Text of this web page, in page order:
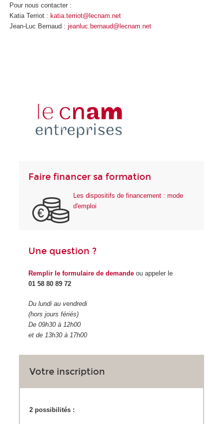
Pour nous contacter :
Katia Terriot : katia.terriot@lecnam.net
Jean-Luc Bernaud : jeanluc.bernaud@lecnam.net
Faire financer sa formation
Les dispositifs de financement : mode
d'emploi
Une question ?
Remplir le formulaire de demande ou appeler le
01 58 80 89 72
Du lundi au vendredi
(hors jours fériés)
De 09h30 à 12h00
et de 13h30 à 17h00
Votre inscription
2 possibilités :